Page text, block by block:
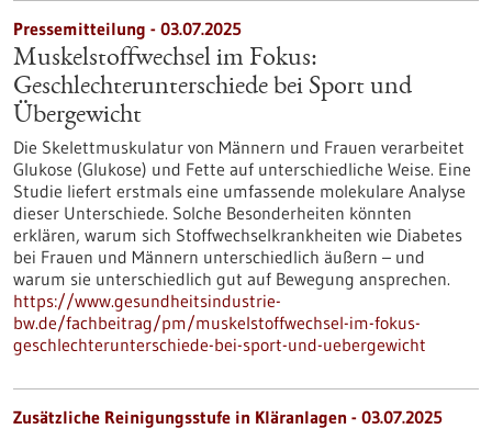
Pressemitteilung - 03.07.2025
Muskelstoffwechsel im Fokus:
Geschlechterunterschiede bei Sport und
Übergewicht
Die Skelettmuskulatur von Männern und Frauen verarbeitet
Glukose (Glukose) und Fette auf unterschiedliche Weise. Eine
Studie liefert erstmals eine umfassende molekulare Analyse
dieser Unterschiede. Solche Besonderheiten könnten
erklären, warum sich Stoffwechselkrankheiten wie Diabetes
bei Frauen und Männern unterschiedlich äußern – und
warum sie unterschiedlich gut auf Bewegung ansprechen.
https://www.gesundheitsindustrie-
bw.de/fachbeitrag/pm/muskelstoffwechsel-im-fokus-
geschlechterunterschiede-bei-sport-und-uebergewicht
Zusätzliche Reinigungsstufe in Kläranlagen - 03.07.2025